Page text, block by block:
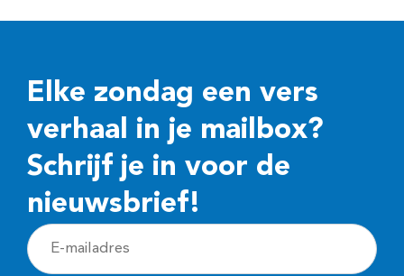
Elke zondag een vers
verhaal in je mailbox?
Schrijf je in voor de
nieuwsbrief!
E
-